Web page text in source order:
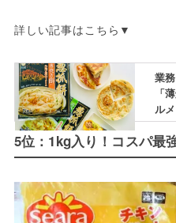
詳しい記事はこちら▼
業
「
ルメ
5位：1kg入り！コスパ最